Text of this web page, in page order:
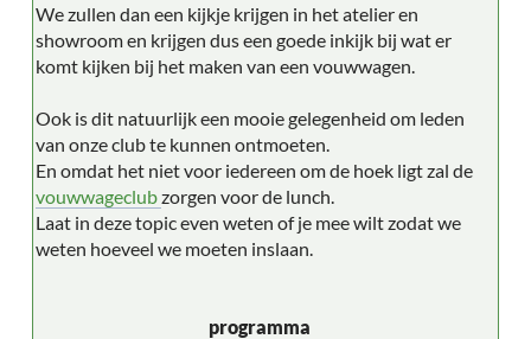
We zullen dan een kijkje krijgen in het atelier en
showroom en krijgen dus een goede inkijk bij wat er
komt kijken bij het maken van een vouwwagen.
Ook is dit natuurlijk een mooie gelegenheid om leden
van onze club te kunnen ontmoeten.
En omdat het niet voor iedereen om de hoek ligt zal de
vouwwageclubzorgen voor de lunch.
Laat in deze topic even weten of je mee wilt zodat we
weten hoeveel we moeten inslaan.
programma